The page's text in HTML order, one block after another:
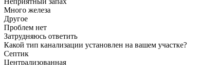
Много железа
Другое
Проблем нет
Затрудняюсь ответить
Какой тип канализации установлен на вашем участке?
Септик
Централизованная